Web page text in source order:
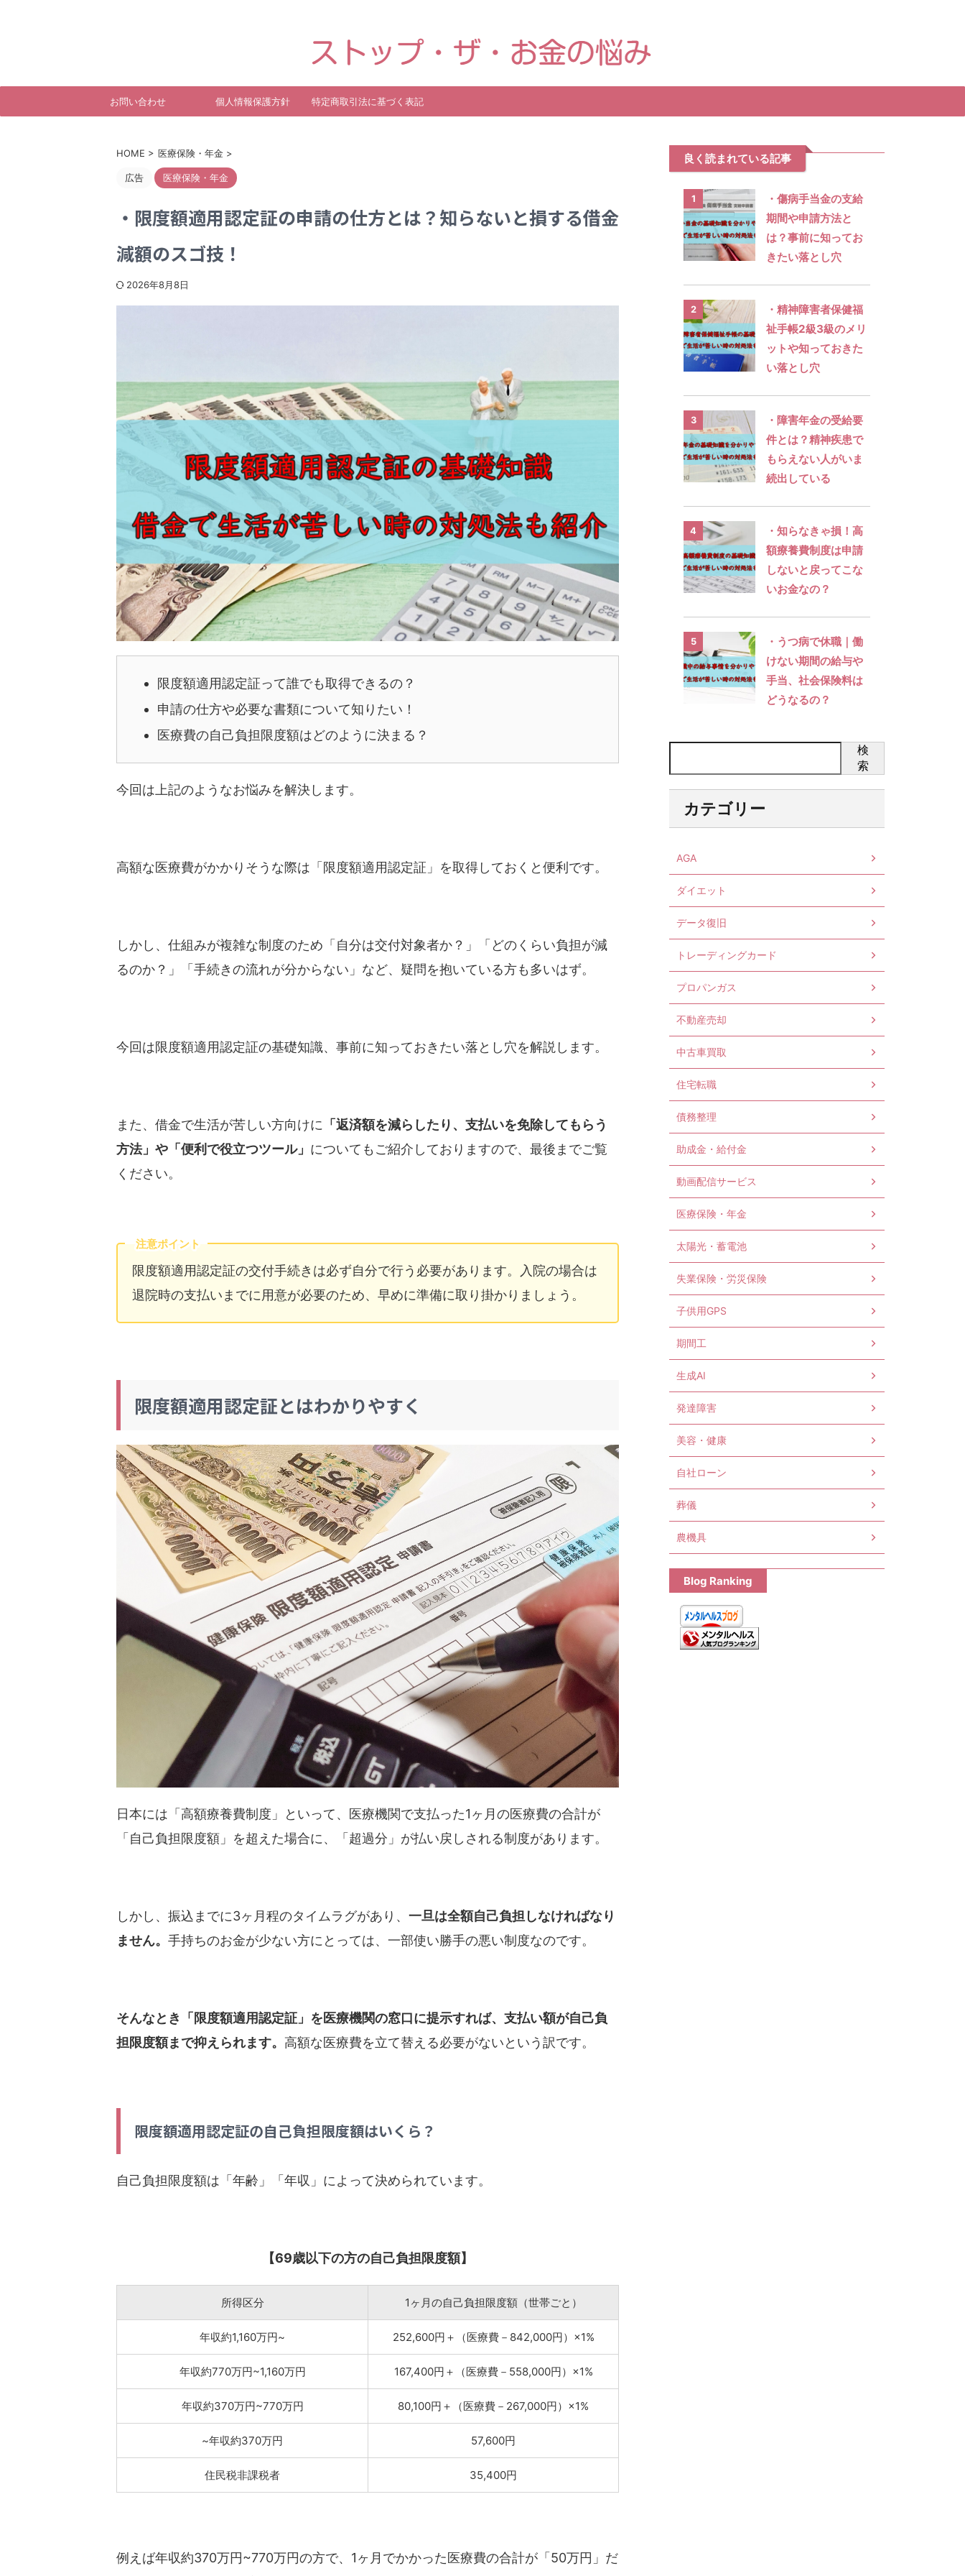
お問い合わせ 個人情報保護方針 特定商取引法に基づく表記
HOME > 医療保険・年金 >
広告 医療保険・年金
・限度額適用認定証の申請の仕方とは？知らないと損する借金
減額のスゴ技！
2026年8月8日
限度額適用認定証って誰でも取得できるの？
申請の仕方や必要な書類について知りたい！
医療費の自己負担限度額はどのように決まる？
今回は上記のようなお悩みを解決します。
高額な医療費がかかりそうな際は「限度額適用認定証」を取得しておくと便利です。
しかし、仕組みが複雑な制度のため「自分は交付対象者か？」「どのくらい負担が減
るのか？」「手続きの流れが分からない」など、疑問を抱いている方も多いはず。
今回は限度額適用認定証の基礎知識、事前に知っておきたい落とし穴を解説します。
また、借金で生活が苦しい方向けに 「返済額を減らしたり、支払いを免除してもらう
方法」や「便利で役立つツール」 についてもご紹介しておりますので、最後までご覧
ください。
注意ポイント
限度額適用認定証の交付手続きは必ず自分で行う必要があります。入院の場合は
退院時の支払いまでに用意が必要のため、早めに準備に取り掛かりましょう。
限度額適用認定証とはわかりやすく
日本には「高額療養費制度」といって、医療機関で支払った1ヶ月の医療費の合計が
「自己負担限度額」を超えた場合に、「超過分」が払い戻しされる制度があります。
しかし、振込までに3ヶ月程のタイムラグがあり、 一旦は全額自己負担しなければなり
ません。 手持ちのお金が少ない方にとっては、一部使い勝手の悪い制度なのです。
そんなとき「限度額適用認定証」を医療機関の窓口に提示すれば、支払い額が自己負
担限度額まで抑えられます。 高額な医療費を立て替える必要がないという訳です。
限度額適用認定証の自己負担限度額はいくら？
自己負担限度額は「年齢」「年収」によって決められています。
【69歳以下の方の自己負担限度額】
所得区分 1ヶ月の自己負担限度額（世帯ごと）
年収約1,160万円~ 252,600円＋（医療費－842,000円）×1%
年収約770万円~1,160万円 167,400円＋（医療費－558,000円）×1%
年収約370万円~770万円 80,100円＋（医療費－267,000円）×1%
~年収約370万円 57,600円
住民税非課税者 35,400円
例えば年収約370万円~770万円の方で、1ヶ月でかかった医療費の合計が「50万円」だ
良く読まれている記事
1
・傷病手当金の支給
期間や申請方法と
は？事前に知ってお
きたい落とし穴
2
・精神障害者保健福
祉手帳2級3級のメリ
ットや知っておきた
い落とし穴
3
・障害年金の受給要
件とは？精神疾患で
もらえない人がいま
続出している
4
・知らなきゃ損！高
額療養費制度は申請
しないと戻ってこな
いお金なの？
5
・うつ病で休職｜働
けない期間の給与や
手当、社会保険料は
どうなるの？
検
索
カテゴリー
AGA
ダイエット
データ復旧
トレーディングカード
プロパンガス
不動産売却
中古車買取
住宅転職
債務整理
助成金・給付金
動画配信サービス
医療保険・年金
太陽光・蓄電池
失業保険・労災保険
子供用GPS
期間工
生成AI
発達障害
美容・健康
自社ローン
葬儀
農機具
Blog Ranking